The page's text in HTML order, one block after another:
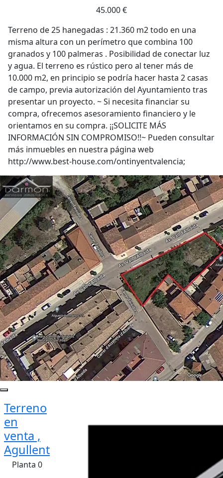
45.000 €
Terreno de 25 hanegadas : 21.360 m2 todo en una
misma altura con un perímetro que combina 100
granados y 100 palmeras . Posibilidad de conectar luz
y agua. El terreno es rústico pero al tener más de
10.000 m2, en principio se podría hacer hasta 2 casas
de campo, previa autorización del Ayuntamiento tras
presentar un proyecto. ~ Si necesita financiar su
compra, ofrecemos asesoramiento financiero y le
orientamos en su compra. ¡¡SOLICITE MÁS
INFORMACIÓN SIN COMPROMISO!!~ Pueden consultar
más inmuebles en nuestra página web
http://www.best-house.com/ontinyentvalencia;
Terreno
en
venta ,
Agullent
Planta 0